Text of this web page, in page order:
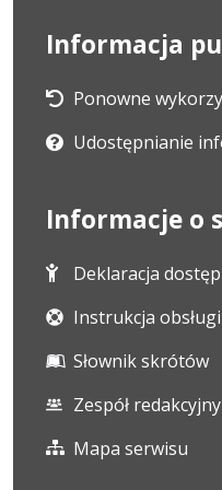
Informacja
Ponowne
Udostępnianie
Informacje o
Deklaracja
Instrukcja obsługi
Słownik skrótów
Zespół redakcyjny
Mapa serwisu